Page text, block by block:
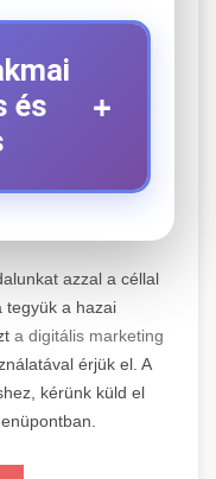
és
+
+
javítási és
Szakértő
nyújtanak
modellhez.
+
kezelést és
azzal a céllal
tegyük a hazai
a digitális marketing
érjük el. A
kérünk küld el